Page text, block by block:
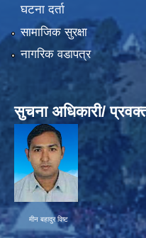
घटना दर्ता
सामाजिक सुरक्षा
नागरिक वडापत्र
सुचना अधिकारी/
मीन बहादुर विष्ट